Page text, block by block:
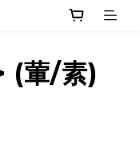
(葷/素)